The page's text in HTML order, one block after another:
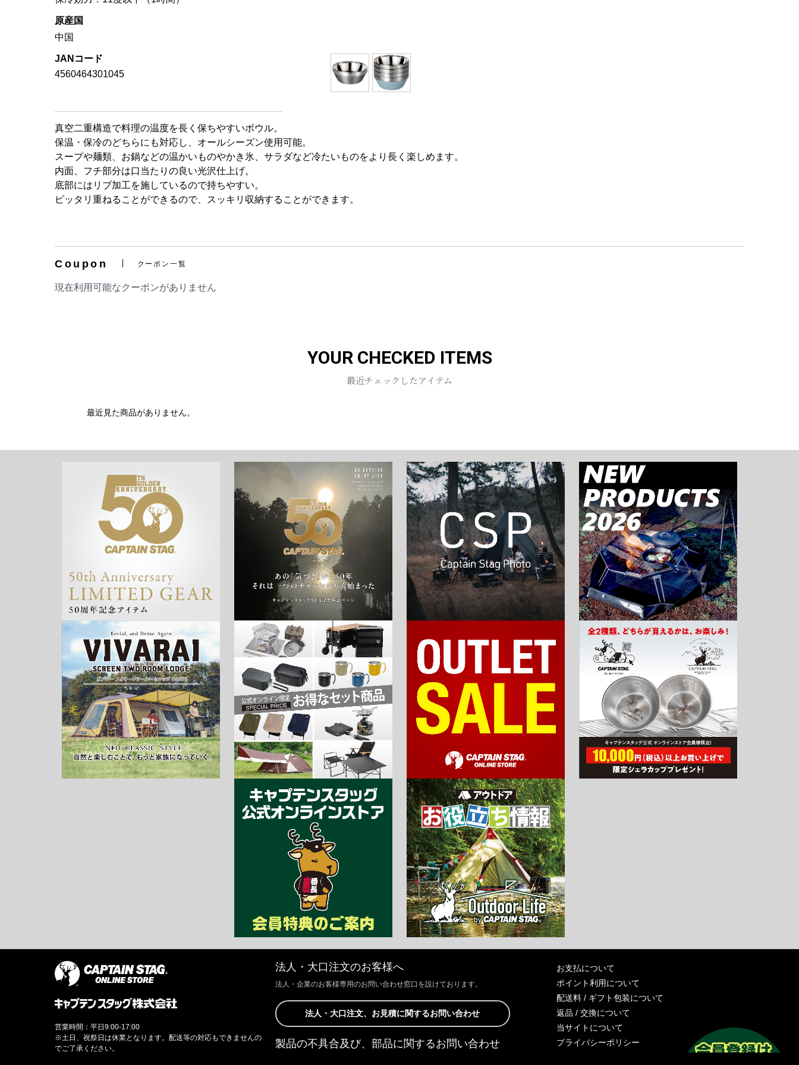
原産国
中国
JANコード
4560464301045
真空二重構造で料理の温度を長く保ちやすいボウル。
保温・保冷のどちらにも対応し、オールシーズン使用可能。
スープや麺類、お鍋などの温かいものやかき氷、サラダなど冷たいものをより長く楽しめます。
内面、フチ部分は口当たりの良い光沢仕上げ。
底部にはリブ加工を施しているので持ちやすい。
ピッタリ重ねることができるので、スッキリ収納することができます。
Coupon クーポン一覧
現在利用可能なクーポンがありません
YOUR CHECKED ITEMS
最近チェックしたアイテム
最近見た商品がありません。
法人・大口注文のお客様へ
法人・企業のお客様専用のお問い合わせ窓口を設けております。
法人・大口注文、お見積に関するお問い合わせ
製品の不具合及び、部品に関するお問い合わせ
お支払について
ポイント利用について
配送料 / ギフト包装について
返品 / 交換について
当サイトについて
プライバシーポリシー
営業時間：平日9:00-17:00
※土日、祝祭日は休業となります。配送等の対応もできませんの
でご了承ください。